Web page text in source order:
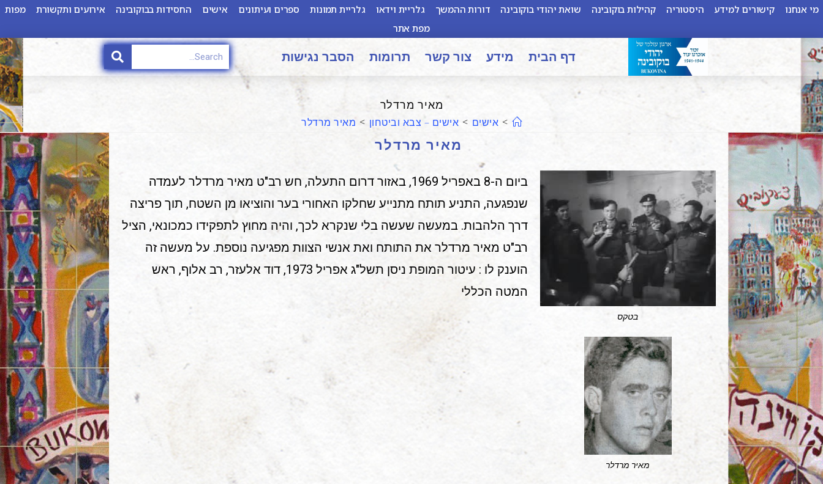
מי אנחנו קישורים למידע היסטוריה קהילות בוקובינה שואת יהודי בוקובינה דורות ההמשך גלריית וידאו גלריית תמונות ספרים ועיתונים אישים החסידות בבוקובינה אירועים ותקשורת
מפות
מפת אתר
דף הבית מידע צור קשר תרומות הסבר נגישות
מאיר מרדלר
> אישים > אישים – צבא וביטחון > מאיר מרדלר
מאיר מרדלר
בטקס
מאיר מרדלר
ביום ה-8 באפריל 1969, באזור דרום התעלה, חש רב"ט מאיר מרדלר לעמדה
שנפגעה, התניע תותח מתנייע שחלקו האחורי בער והוציאו מן השטח, תוך פריצה
דרך הלהבות. במעשה שעשה בלי שנקרא לכך, והיה מחוץ לתפקידו כמכונאי, הציל
רב"ט מאיר מרדלר את התותח ואת אנשי הצוות מפגיעה נוספת. על מעשה זה
הוענק לו : עיטור המופת ניסן תשל"ג אפריל 1973, דוד אלעזר, רב אלוף, ראש
המטה הכללי